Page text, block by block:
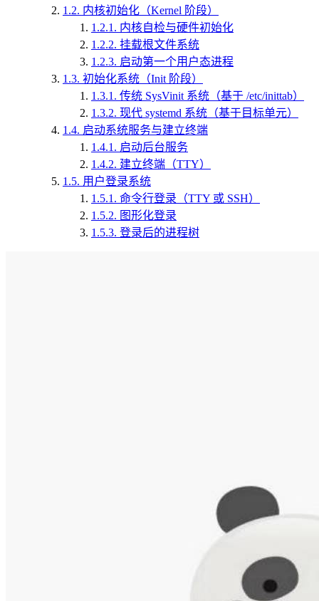
1.2. 内核初始化（Kernel 阶段）
1.2.1. 内核自检与硬件初始化
1.2.2. 挂载根文件系统
1.2.3. 启动第一个用户态进程
1.3. 初始化系统（Init 阶段）
1.3.1. 传统 SysVinit 系统（基于 /etc/inittab）
1.3.2. 现代 systemd 系统（基于目标单元）
1.4. 启动系统服务与建立终端
1.4.1. 启动后台服务
1.4.2. 建立终端（TTY）
1.5. 用户登录系统
1.5.1. 命令行登录（TTY 或 SSH）
1.5.2. 图形化登录
1.5.3. 登录后的进程树